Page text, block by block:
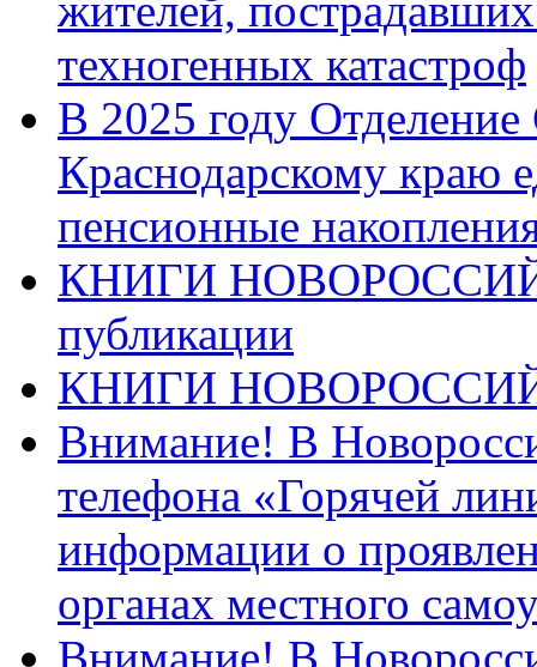
жителей,
техногенных катастроф
В 2025 году
Краснодарскому краю
пенсионные
КНИГИ
публикации
КНИГИ
Внимание! В
телефона «Горячей
информации о
органах местного